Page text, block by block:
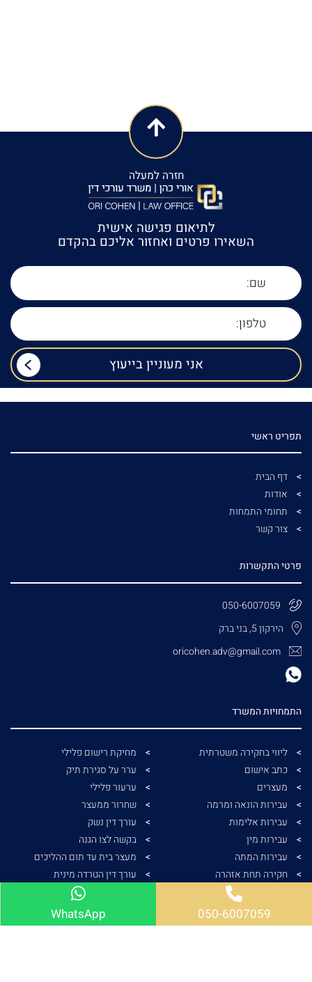
חזרה למעלה
לתיאום פגישה אישית
השאירו פרטים ואחזור אליכם בהקדם
תפריט ראשי
דף הבית
אודות
תחומי התמחות
צור קשר
התמחויות המשרד
ליווי בחקירה משטרתית
כתב אישום
מעצרים
עבירות הונאה ומרמה
עבירות אלימות
עבירות מין
עבירות המתה
חקירה תחת אזהרה
עורך דין צווארון לבן
עורך דין מעצרים
ייצוג נפגעי עבירה
מחיקת רישום פלילי
ערר על סגירת תיק
ערעור פלילי
שחרור ממעצר
עורך דין נשק
בקשה לצו הגנה
מעצר בית עד תום ההליכים
עורך דין הטרדה מינית
מעשה מגונה בקטין
עורך דין אלימות במשפחה
מכתב יידוע לחשוד
פרטי התקשרות
050-6007059
הירקון 5, בני ברק
oricohen.adv@gmail.com
050-6007059
WhatsApp